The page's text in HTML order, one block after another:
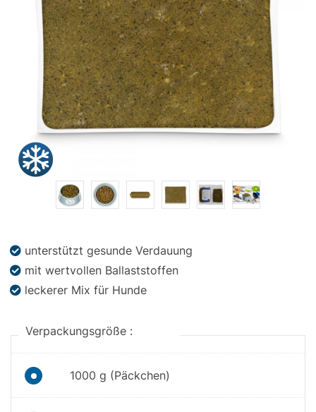
Snacks
Pakete
Angebote
unterstützt gesunde Verdauung
mit wertvollen Ballaststoffen
leckerer Mix für Hunde
Verpackungsgröße :
1000 g (Päckchen)